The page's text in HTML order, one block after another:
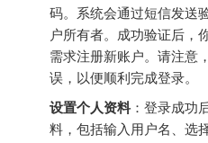
码。系统会通过短信发送
户所有者。成功验证后，
需求注册新账户。请注意
误，以便顺利完成登录。
设置个人资料 ：登录成功
料，包括输入用户名、选